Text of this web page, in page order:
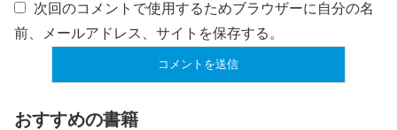
次回のコメントで使用するためブラウザーに自分の名
前、メールアドレス、サイトを保存する。
おすすめの書籍